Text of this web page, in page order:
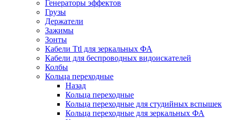
Генераторы эффектов
Грузы
Держатели
Зажимы
Зонты
Кабели Ttl для зеркальных ФА
Кабели для беспроводных видоискателей
Колбы
Кольца переходные
Назад
Кольца переходные
Кольца переходные для студийных вспышек
Кольца переходные для зеркальных ФА